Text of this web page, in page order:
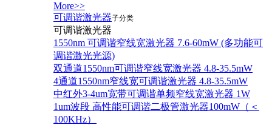
More>>
可调谐激光器子分类
可调谐激光器
1550nm 可调谐窄线宽激光器 7.6-60mW (多功能可
调谐激光光源)
双通道1550nm可调谐窄线宽激光器 4.8-35.5mW
4通道1550nm窄线宽可调谐激光器 4.8-35.5mW
中红外3-4um宽带可调谐单频窄线宽激光器 1W
1um波段 高性能可调谐二极管激光器100mW（＜
100KHz）